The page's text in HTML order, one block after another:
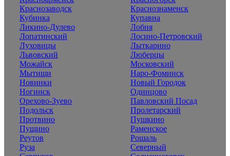
Краснозаводск
Краснознаменск
Кубинка
Купавна
Ликино-Дулево
Лобня
Лопатинский
Лосино-Петровский
Луховицы
Лыткарино
Львовский
Люберцы
Можайск
Московский
Мытищи
Наро-Фоминск
Новинки
Новый Городок
Ногинск
Одинцово
Орехово-Зуево
Павловский Посад
Подольск
Пролетарский
Протвино
Пушкино
Пущино
Раменское
Реутов
Рошаль
Руза
Северный